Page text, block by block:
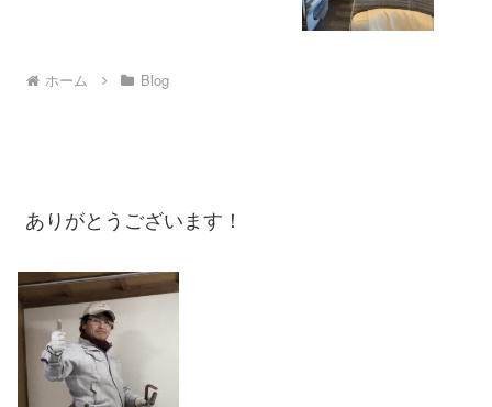
ホーム Blog
ありがとうございます！